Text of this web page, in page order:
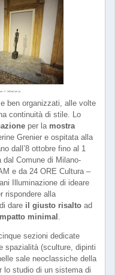
ben organizzati, alle volte
continuità di stile. Lo
per la mostra
Grenier e ospitata alla
dall’8 ottobre fino al 1
dal Comune di Milano-
e da 24 ORE Cultura –
Illuminazione di ideare
rispondere alla
dare il giusto risalto ad
minimal .
sezioni dedicate
spazialità (sculture, dipinti
sale neoclassiche della
lo studio di un sistema di